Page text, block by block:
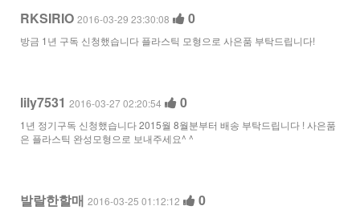
RKSIRIO 2016-03-29 23:30:08 0
방금 1년 구독 신청했습니다 플라스틱 모형으로 사은품 부탁드립니다!
lily7531 2016-03-27 02:20:54 0
1년 정기구독 신청했습니다 2015월 8월분부터 배송 부탁드립니다 ! 사은품
은 플라스틱 완성모형으로 보내주세요^ ^
발랄한할매 2016-03-25 01:12:12 0